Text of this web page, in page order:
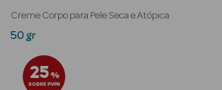
Beauty Season
Beauty Season
Creme Corpo para Pele Seca e Atópica
50 gr
25%
SOBRE PVPR